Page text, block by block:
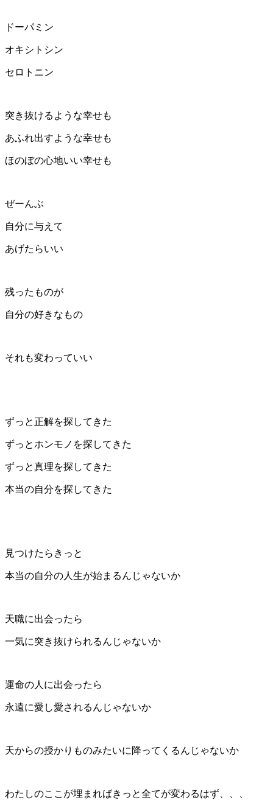
ドーパミン
オキシトシン
セロトニン
突き抜けるような幸せも
あふれ出すような幸せも
ほのぼの心地いい幸せも
ぜーんぶ
自分に与えて
あげたらいい
残ったものが
自分の好きなもの
それも変わっていい
ずっと正解を探してきた
ずっとホンモノを探してきた
ずっと真理を探してきた
本当の自分を探してきた
見つけたらきっと
本当の自分の人生が始まるんじゃないか
天職に出会ったら
一気に突き抜けられるんじゃないか
運命の人に出会ったら
永遠に愛し愛されるんじゃないか
天からの授かりものみたいに降ってくるんじゃないか
わたしのここが埋まればきっと全てが変わるはず、、、